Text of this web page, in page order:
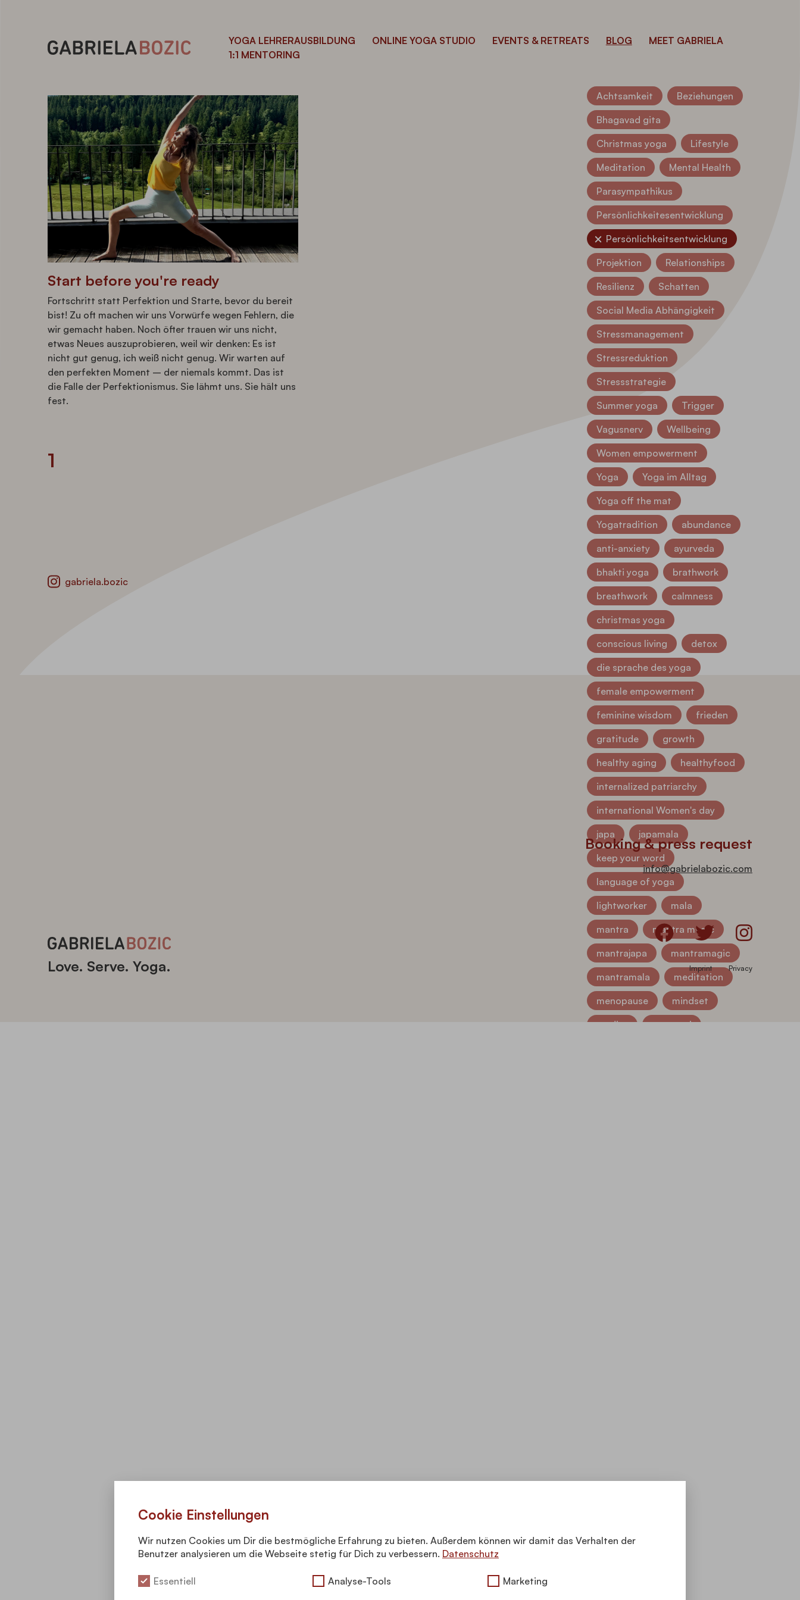
YOGA LEHRERAUSBILDUNG ONLINE YOGA STUDIO EVENTS & RETREATS BLOG
MEET GABRIELA
1:1 MENTORING
Achtsamkeit
Beziehungen
Bhagavad gita
Christmas yoga
Lifestyle
Meditation
Mental Health
Parasympathikus
Persönlichkeitesentwicklung
Persönlichkeitsentwicklung
Projektion
Relationships
Resilienz
Schatten
Social Media Abhängigkeit
Stressmanagement
Stressreduktion
Stressstrategie
Summer yoga
Trigger
Vagusnerv
Wellbeing
Women empowerment
Yoga
Yoga im Alltag
Yoga off the mat
Yogatradition
abundance
anti-anxiety
ayurveda
bhakti yoga
brathwork
breathwork
calmness
christmas yoga
conscious living
detox
die sprache des yoga
female empowerment
feminine wisdom
frieden
gratitude
growth
healthy aging
healthyfood
internalized patriarchy
international Women's day
japa
japamala
keep your word
language of yoga
lightworker
mala
mantra
mantra magic
mantrajapa
mantramagic
mantramala
meditation
menopause
mindset
mudita
navaratri
Start before you're ready
Fortschritt statt Perfektion und Starte, bevor du bereit
bist! Zu oft machen wir uns Vorwürfe wegen Fehlern, die
wir gemacht haben. Noch öfter trauen wir uns nicht,
etwas Neues auszuprobieren, weil wir denken: Es ist
nicht gut genug, ich weiß nicht genug. Wir warten auf
den perfekten Moment – der niemals kommt. Das ist
die Falle der Perfektionismus. Sie lähmt uns. Sie hält uns
fest.
1
gabriela.bozic
Love. Serve. Yoga.
Booking & press request
info@gabrielabozic.com
Imprint Privacy
Cookie Einstellungen
Wir nutzen Cookies um Dir die bestmögliche Erfahrung zu bieten. Außerdem können wir damit das Verhalten der
Benutzer analysieren um die Webseite stetig für Dich zu verbessern. Datenschutz
Essentiell Analyse-Tools Marketing